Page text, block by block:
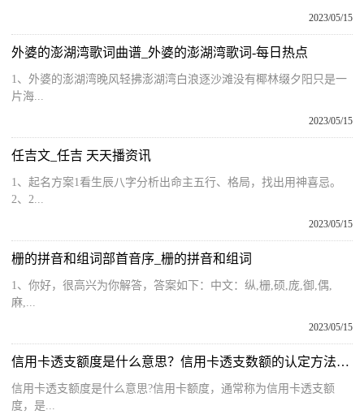
2023/05/15
外婆的澎湖湾歌词曲谱_外婆的澎湖湾歌词-每日热点
1、外婆的澎湖湾晚风轻拂澎湖湾白浪逐沙滩没有椰林缀夕阳只是一
片海...
2023/05/15
任吉文_任吉 天天播资讯
1、起名方案1看生辰八字分析出命主五行、格局，找出用神喜忌。
2、2...
2023/05/15
栅的拼音和组词部首音序_栅的拼音和组词
1、你好，很高兴为你解答，答案如下：中文：纵,栅,硕,庞,御,偶,
麻,...
2023/05/15
信用卡透支额度是什么意思？信用卡透支数额的认定方法有哪些？
信用卡透支额度是什么意思?信用卡额度，通常称为信用卡透支额
度，是...